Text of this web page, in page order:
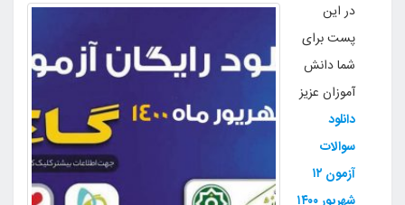
در این
پست برای
شما دانش
آموزان عزیز
دانلود
سوالات
آزمون ۱۲